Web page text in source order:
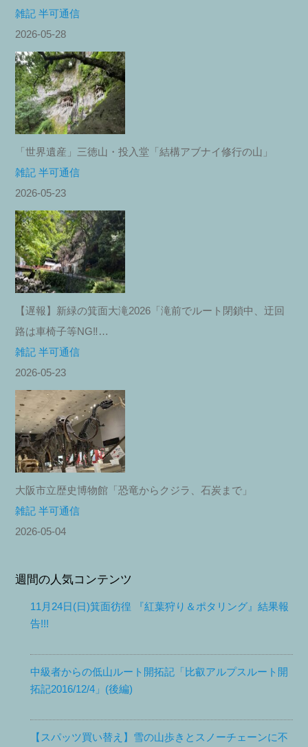
雑記 半可通信
2026-05-28
「世界遺産」三徳山・投入堂「結構アブナイ修行の山」
雑記 半可通信
2026-05-23
【遅報】新緑の箕面大滝2026「滝前でルート閉鎖中、迂回
路は車椅子等NG‼︎…
雑記 半可通信
2026-05-23
大阪市立歴史博物館「恐竜からクジラ、石炭まで」
雑記 半可通信
2026-05-04
週間の人気コンテンツ
11月24日(日)箕面彷徨 『紅葉狩り＆ポタリング』結果報
告!!!
中級者からの低山ルート開拓記「比叡アルプスルート開
拓記2016/12/4」(後編)
【スパッツ買い替え】雪の山歩きとスノーチェーンに不